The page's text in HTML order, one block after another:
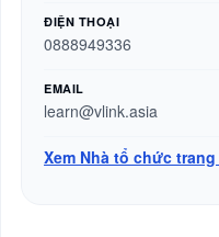
ĐIỆN THOẠI
0888949336
EMAIL
learn@vlink.asia
Xem Nhà tổ chức trang